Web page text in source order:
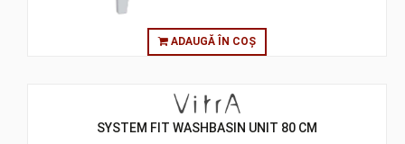
ADAUGĂ ÎN COȘ
SYSTEM FIT WASHBASIN UNIT 80 CM